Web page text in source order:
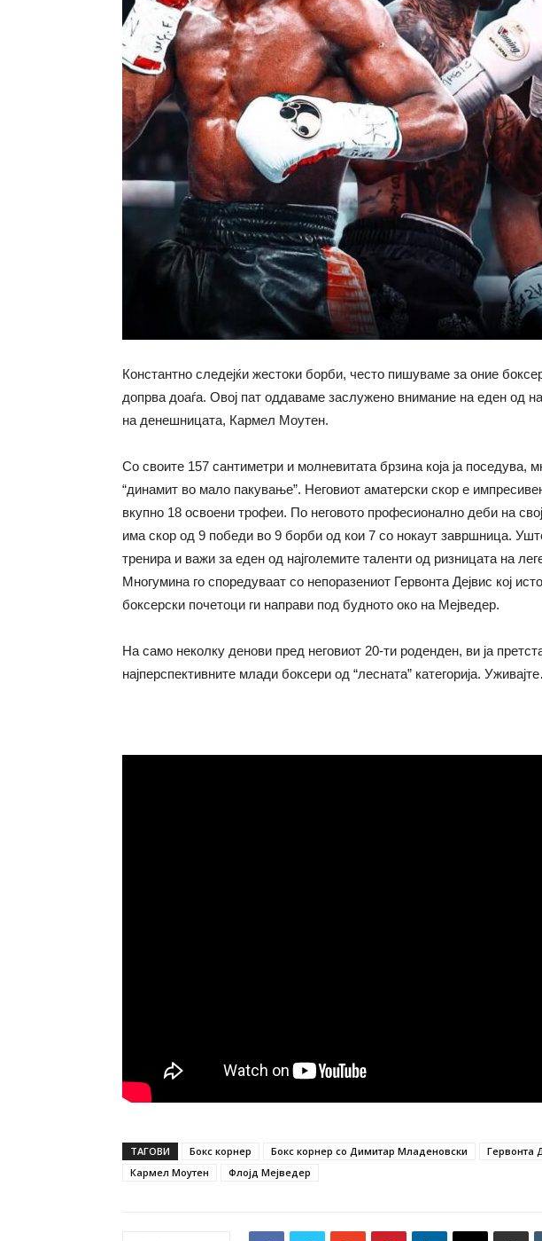
Константно следејќи жестоки борби, често пишуваме за оние
допрва доаѓа. Овој пат оддаваме заслужено внимание на еден од
на денешницата, Кармел Моутен.
Со своите 157 сантиметри и молневитата брзина која ја поседува,
“динамит во мало пакување”. Неговиот аматерски скор е
вкупно 18 освоени трофеи. По неговото професионално деби на
има скор од 9 победи во 9 борби од кои 7 со нокаут завршница.
тренира и важи за еден од најголемите таленти од ризницата на
Многумина го споредуваат со непоразениот Гервонта Дејвис кој
боксерски почетоци ги направи под будното око на Мејведер.
На само неколку денови пред неговиот 20-ти роденден, ви ја
најперспективните млади боксери од “лесната” категорија.
ТАГОВИ Бокс корнер Бокс корнер со Димитар Младеновски Гервонта
Кармел Моутен
Флојд Мејведер